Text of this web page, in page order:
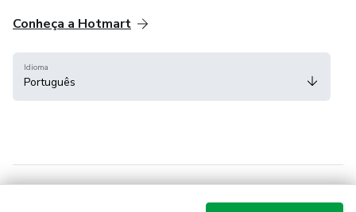
Conheça a Hotmart
Idioma
Português